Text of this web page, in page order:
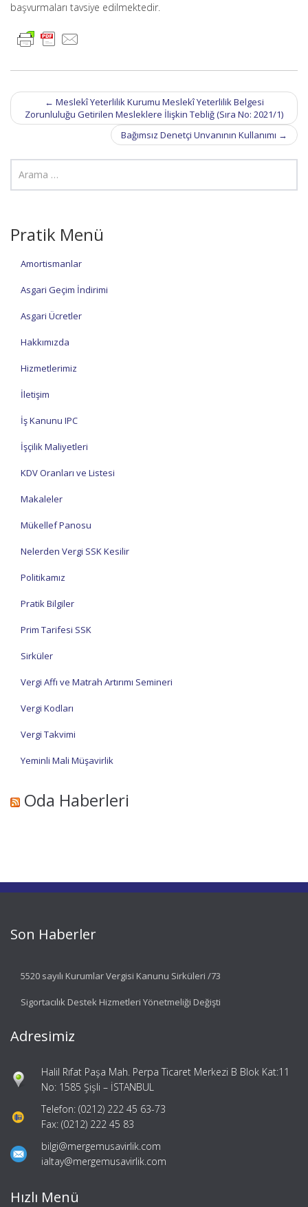
başvurmaları tavsiye edilmektedir.
Post
navigation
← Meslekî Yeterlilik Kurumu Meslekî Yeterlilik Belgesi
Zorunluluğu Getirilen Mesleklere İlişkin Tebliğ (Sıra No: 2021/1)
Bağımsız Denetçi Unvanının Kullanımı →
Pratik Menü
Amortismanlar
Asgari Geçim İndirimi
Asgari Ücretler
Hakkımızda
Hizmetlerimiz
İletişim
İş Kanunu IPC
İşçilik Maliyetleri
KDV Oranları ve Listesi
Makaleler
Mükellef Panosu
Nelerden Vergi SSK Kesilir
Politikamız
Pratik Bilgiler
Prim Tarifesi SSK
Sirküler
Vergi Affı ve Matrah Artırımı Semineri
Vergi Kodları
Vergi Takvimi
Yeminli Mali Müşavirlik
Oda Haberleri
Son Haberler
5520 sayılı Kurumlar Vergisi Kanunu Sirküleri /73
Sigortacılık Destek Hizmetleri Yönetmeliği Değişti
Adresimiz
Halil Rıfat Paşa Mah. Perpa Ticaret Merkezi B Blok Kat:11
No: 1585 Şişli – İSTANBUL
Telefon: (0212) 222 45 63-73
Fax: (0212) 222 45 83
bilgi@mergemusavirlik.com
ialtay@mergemusavirlik.com
Hızlı Menü